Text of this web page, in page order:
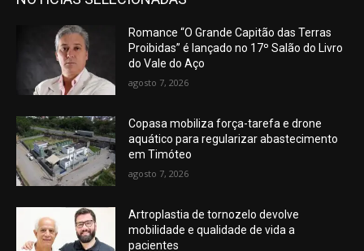
Romance “O Grande Capitão das Terras
Proibidas” é lançado no 17º Salão do Livro
do Vale do Aço
agosto 7, 2026
Copasa mobiliza força-tarefa e drone
aquático para regularizar abastecimento
em Timóteo
agosto 7, 2026
Artroplastia de tornozelo devolve
mobilidade e qualidade de vida a
pacientes